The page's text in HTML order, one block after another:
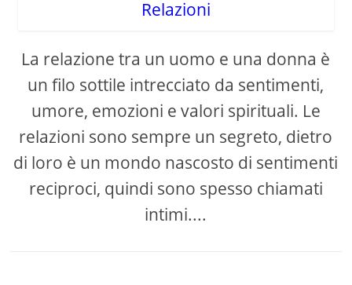
La relazione tra un uomo e una donna è
un filo sottile intrecciato da sentimenti,
umore, emozioni e valori spirituali. Le
relazioni sono sempre un segreto, dietro
di loro è un mondo nascosto di sentimenti
reciproci, quindi sono spesso chiamati
intimi....